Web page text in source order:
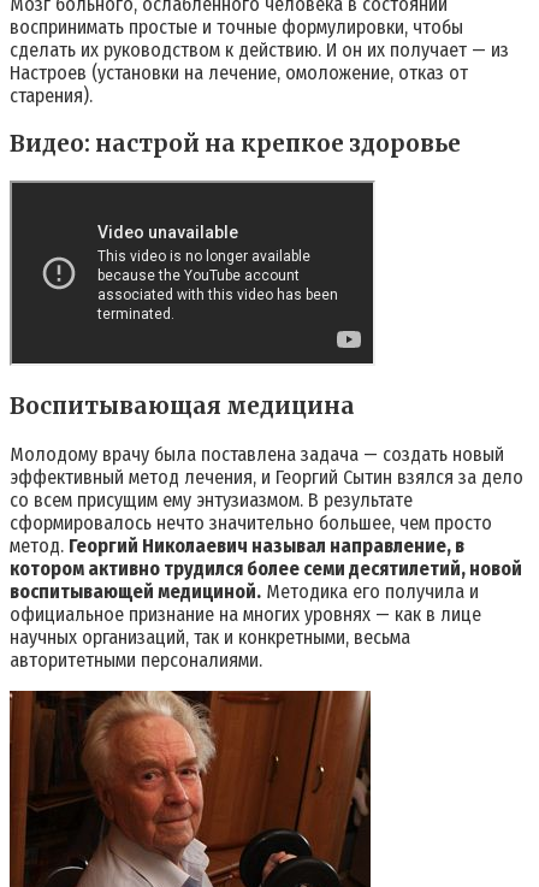
воспринимать простые и точные формулировки, чтобы
сделать их руководством к действию. И он их получает — из
Настроев (установки на лечение, омоложение, отказ от
старения).
Видео: настрой на крепкое здоровье
Воспитывающая медицина
Молодому врачу была поставлена задача — создать новый
эффективный метод лечения, и Георгий Сытин взялся за дело
со всем присущим ему энтузиазмом. В результате
сформировалось нечто значительно большее, чем просто
метод. Георгий Николаевич называл направление, в
котором активно трудился более семи десятилетий, новой
воспитывающей медициной. Методика его получила и
официальное признание на многих уровнях — как в лице
научных организаций, так и конкретными, весьма
авторитетными персоналиями.